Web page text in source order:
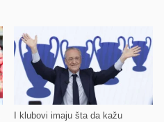
I klubovi imaju šta da kažu